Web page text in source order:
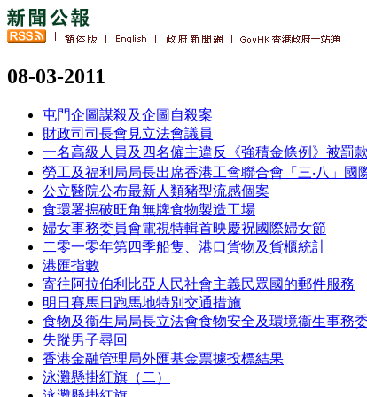
08-03-2011
屯門企圖謀殺及企圖自殺案
財政司司長會見立法會議員
一名高級人員及四名僱主違反《強積金條例》被罰款
勞工及福利局局長出席香港工會聯合會「三‧八」國
公立醫院公布最新人類豬型流感個案
食環署搗破旺角無牌食物製造工場
婦女事務委員會電視特輯首映慶祝國際婦女節
二零一零年第四季船隻、港口貨物及貨櫃統計
港匯指數
寄往阿拉伯利比亞人民社會主義民眾國的郵件服務
明日賽馬日跑馬地特別交通措施
食物及衞生局局長立法會食物安全及環境衞生事務
失蹤男子尋回
香港金融管理局外匯基金票據投標結果
泳灘懸掛紅旗（二）